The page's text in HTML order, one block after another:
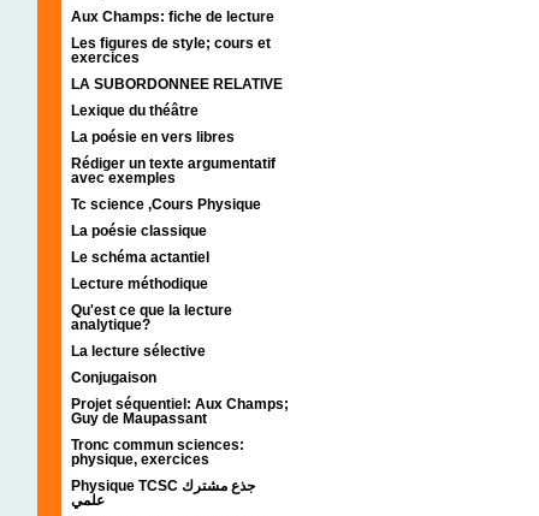
Aux Champs: fiche de lecture
Les figures de style; cours et
exercices
LA SUBORDONNEE RELATIVE
Lexique du théâtre
La poésie en vers libres
Rédiger un texte argumentatif
avec exemples
Tc science ,Cours Physique
La poésie classique
Le schéma actantiel
Lecture méthodique
Qu'est ce que la lecture
analytique?
La lecture sélective
Conjugaison
Projet séquentiel: Aux Champs;
Guy de Maupassant
Tronc commun sciences:
physique, exercices
Physique TCSC جذع مشترك
علمي